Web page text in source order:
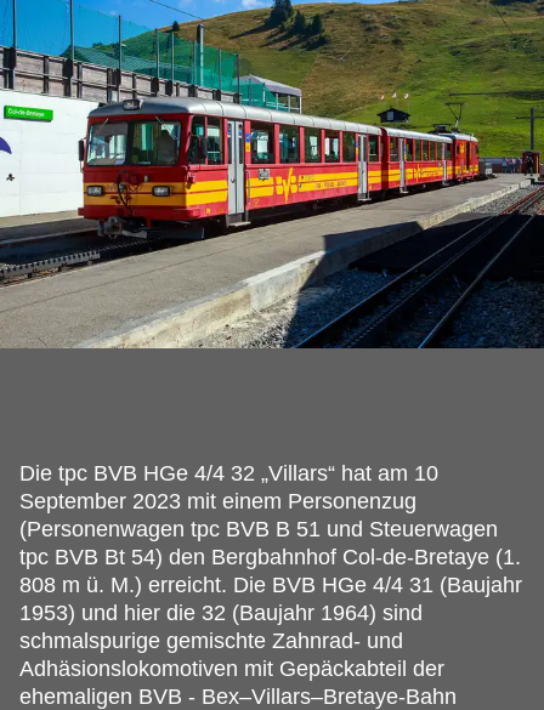
Die tpc BVB HGe 4/4 32 „Villars“ hat am 10
September 2023 mit einem Personenzug
(Personenwagen tpc BVB B 51 und Steuerwagen
tpc BVB Bt 54) den Bergbahnhof Col-de-Bretaye (1.
808 m ü. M.) erreicht. Die BVB HGe 4/4 31 (Baujahr
1953) und hier die 32 (Baujahr 1964) sind
schmalspurige gemischte Zahnrad- und
Adhäsionslokomotiven mit Gepäckabteil der
ehemaligen BVB - Bex–Villars–Bretaye-Bahn